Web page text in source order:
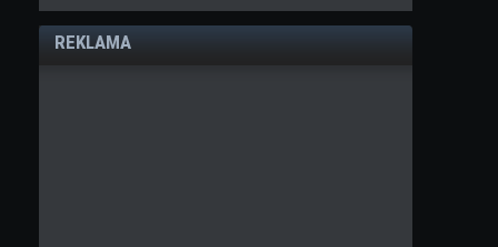
REKLAMA